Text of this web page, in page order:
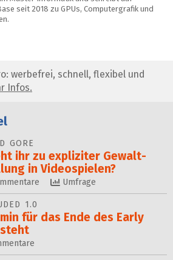
seit 2018 zu GPUs, Computergrafik und
werbefrei, schnell, flexibel und
Infos.
GORE
ihr zu expliziter Gewalt­
in Videospielen?
Umfrage
1.0
für das Ende des Early
steht